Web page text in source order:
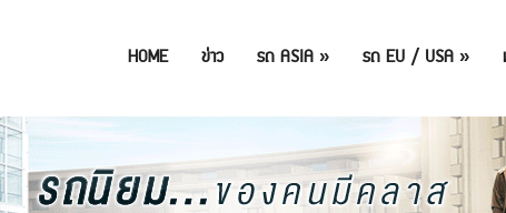
HOME ข่าว รถ ASIA » รถ EU / USA »